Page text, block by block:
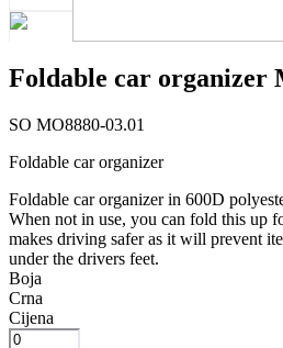
Foldable car organizer
SO MO8880-03.01
Foldable car organizer
Foldable car organizer in 600D
When not in use, you can fold this up
makes driving safer as it will prevent
under the drivers feet.
Boja
Crna
Cijena